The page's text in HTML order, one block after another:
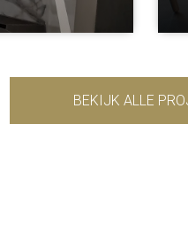
BEKIJK ALLE